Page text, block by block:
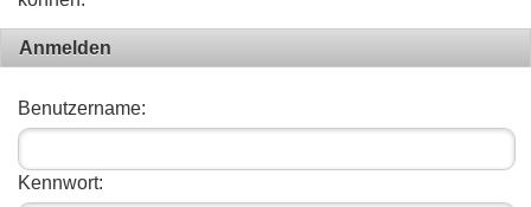
Anmelden
Benutzername:
Kennwort: